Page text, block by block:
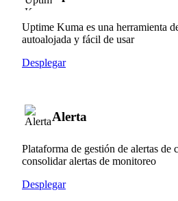
Uptime Kuma es una herramienta
autoalojada y fácil de usar
Desplegar
Alerta
Plataforma de gestión de alertas de
consolidar alertas de monitoreo
Desplegar